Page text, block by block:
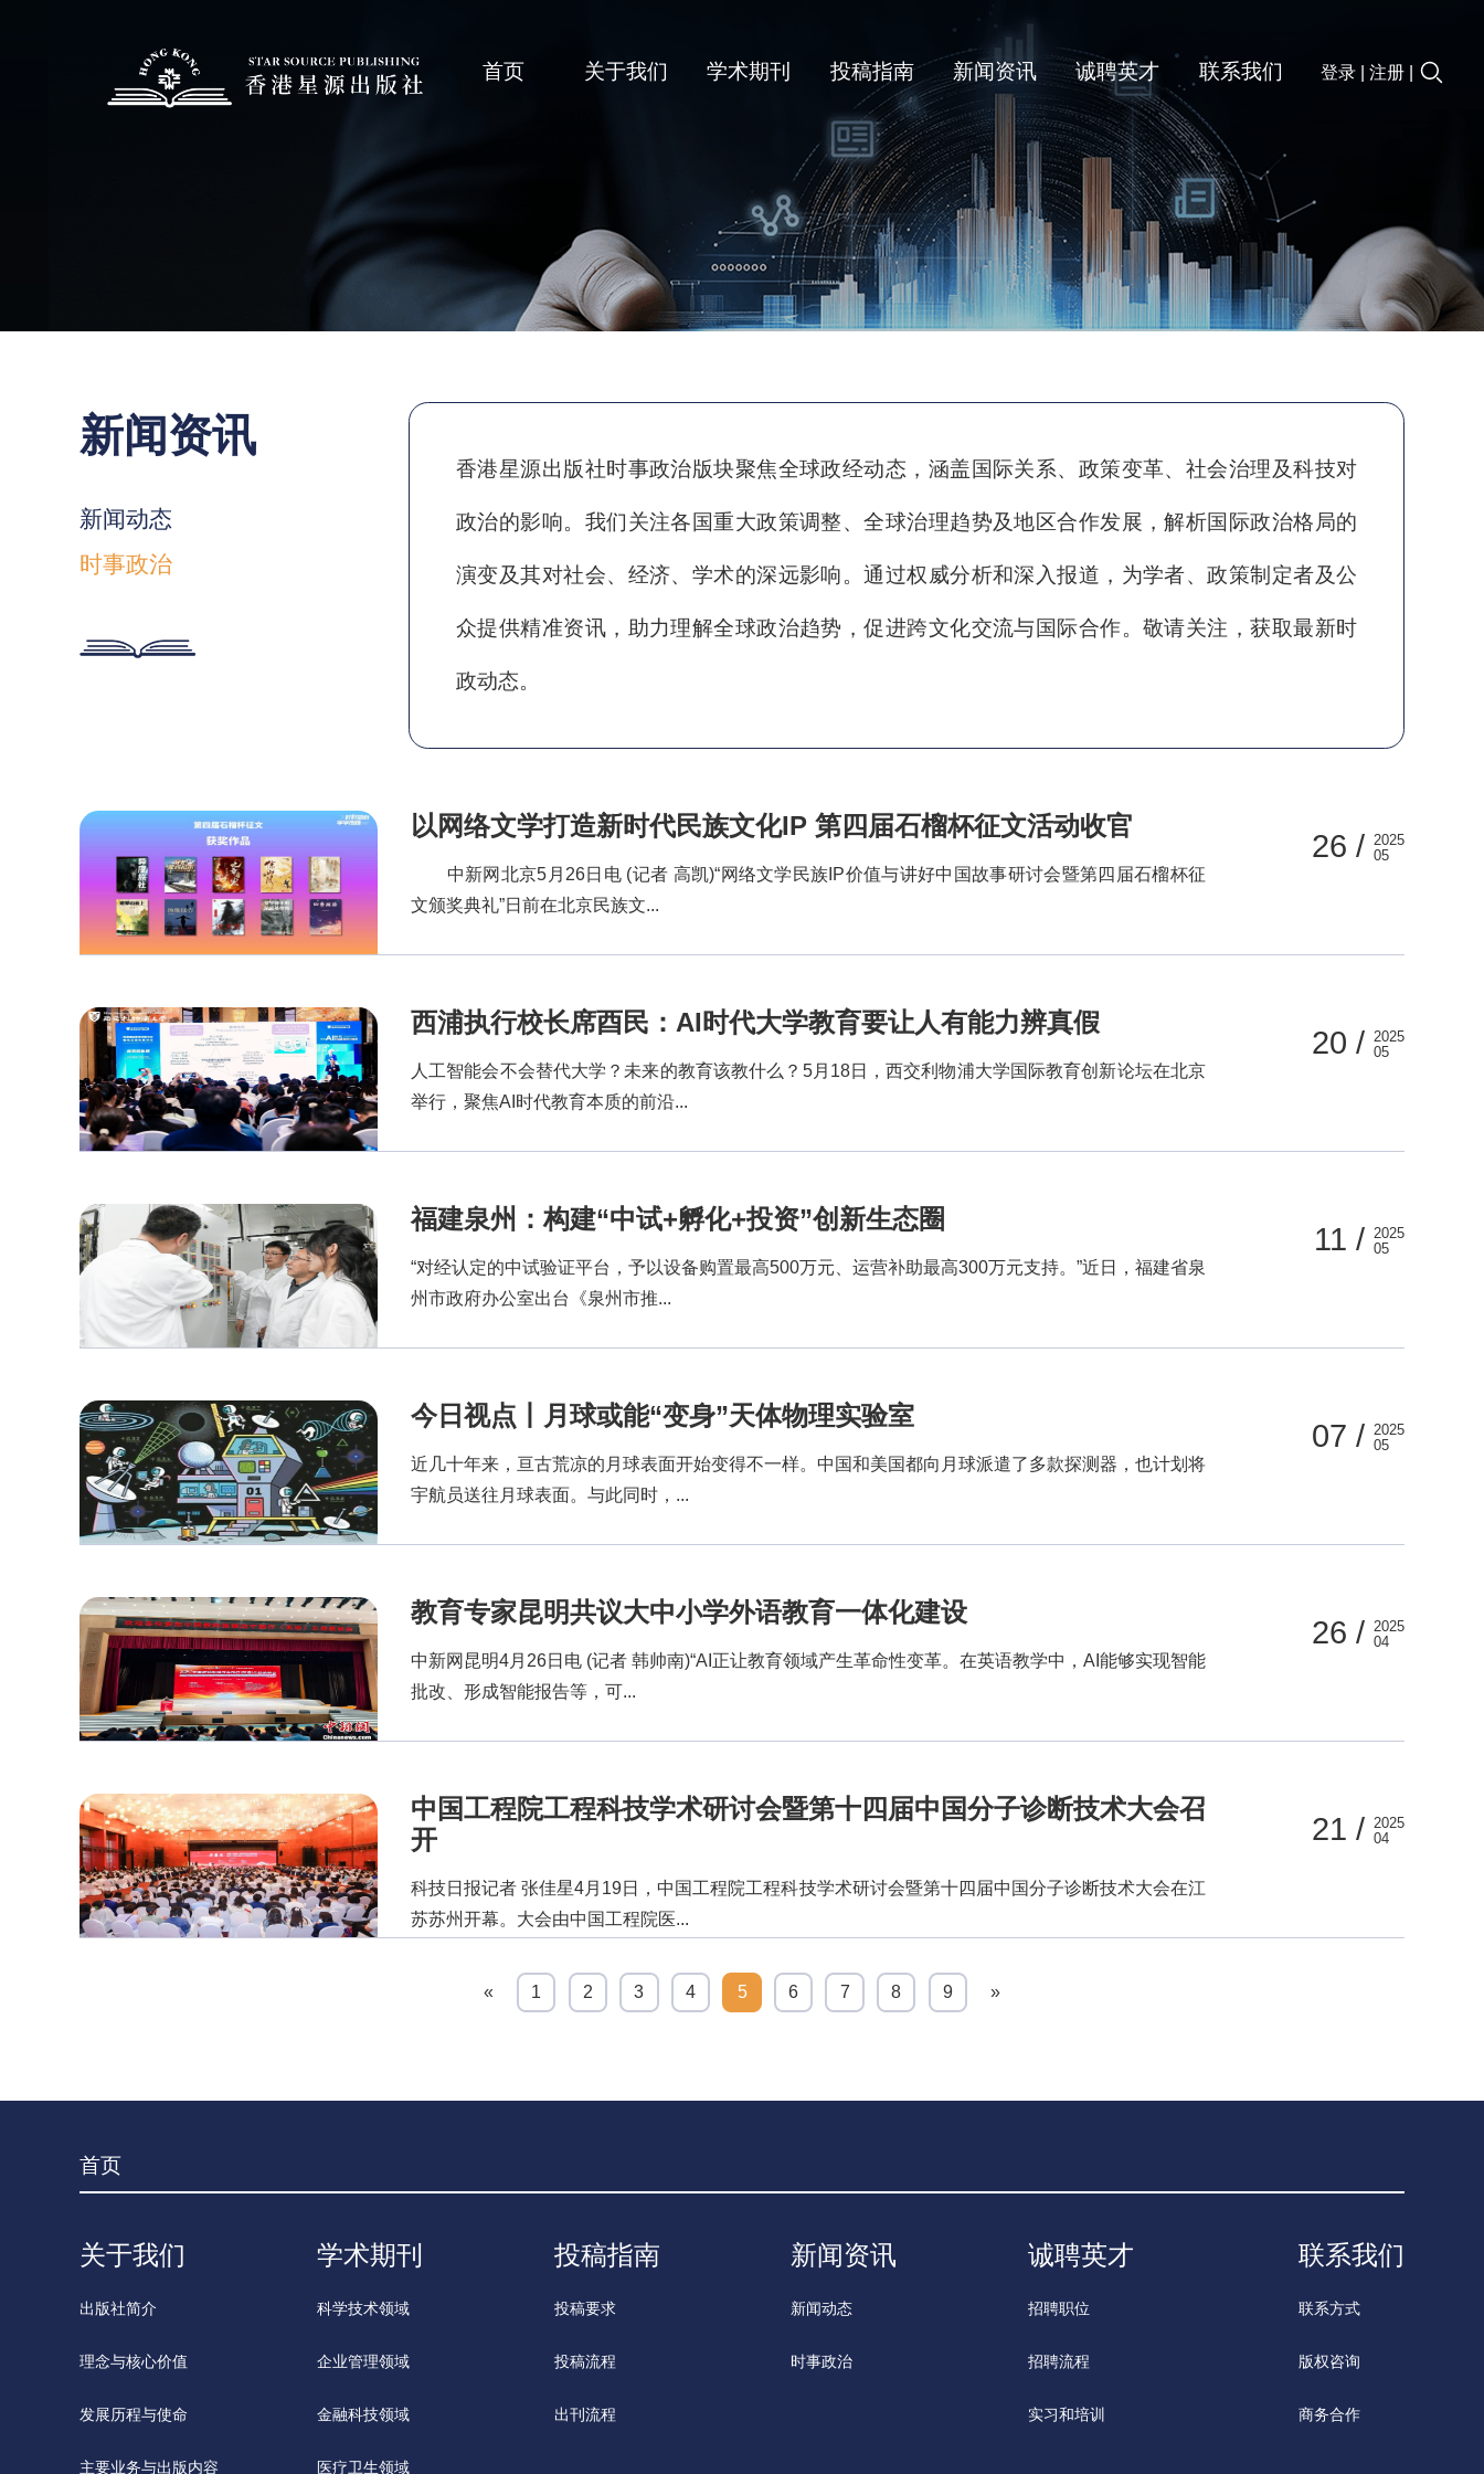
首页 关于我们 学术期刊 投稿指南 新闻资讯 诚聘英才 联系我们 登录 |注册
新闻资讯
新闻动态
时事政治
香港星源出版社时事政治版块聚焦全球政经动态，涵盖国际关系、政策变革、社会治理及科技对
政治的影响。我们关注各国重大政策调整、全球治理趋势及地区合作发展，解析国际政治格局的
演变及其对社会、经济、学术的深远影响。通过权威分析和深入报道，为学者、政策制定者及公
众提供精准资讯，助力理解全球政治趋势，促进跨文化交流与国际合作。敬请关注，获取最新时
政动态。
以网络文学打造新时代民族文化IP 第四届石榴杯征文活动收官
中新网北京5月26日电 (记者 高凯)“网络文学民族IP价值与讲好中国故事研讨会暨第四届石榴杯征
文颁奖典礼”日前在北京民族文...
26 / 2025
05
西浦执行校长席酉民：AI时代大学教育要让人有能力辨真假
人工智能会不会替代大学？未来的教育该教什么？5月18日，西交利物浦大学国际教育创新论坛在北京
举行，聚焦AI时代教育本质的前沿...
20 / 2025
05
福建泉州：构建“中试+孵化+投资”创新生态圈
“对经认定的中试验证平台，予以设备购置最高500万元、运营补助最高300万元支持。”近日，福建省泉
州市政府办公室出台《泉州市推...
11 / 2025
05
今日视点丨月球或能“变身”天体物理实验室
近几十年来，亘古荒凉的月球表面开始变得不一样。中国和美国都向月球派遣了多款探测器，也计划将
宇航员送往月球表面。与此同时，...
07 / 2025
05
教育专家昆明共议大中小学外语教育一体化建设
中新网昆明4月26日电 (记者 韩帅南)“AI正让教育领域产生革命性变革。在英语教学中，AI能够实现智能
批改、形成智能报告等，可...
26 / 2025
04
中国工程院工程科技学术研讨会暨第十四届中国分子诊断技术大会召
开
科技日报记者 张佳星4月19日，中国工程院工程科技学术研讨会暨第十四届中国分子诊断技术大会在江
苏苏州开幕。大会由中国工程院医...
21 / 2025
04
« 1 2 3 4 5 6 7 8 9 »
首页
关于我们
出版社简介
理念与核心价值
发展历程与使命
主要业务与出版内容
学术期刊
科学技术领域
企业管理领域
金融科技领域
医疗卫生领域
投稿指南
投稿要求
投稿流程
出刊流程
新闻资讯
新闻动态
时事政治
诚聘英才
招聘职位
招聘流程
实习和培训
联系我们
联系方式
版权咨询
商务合作